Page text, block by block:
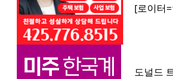
[로이터
도널드